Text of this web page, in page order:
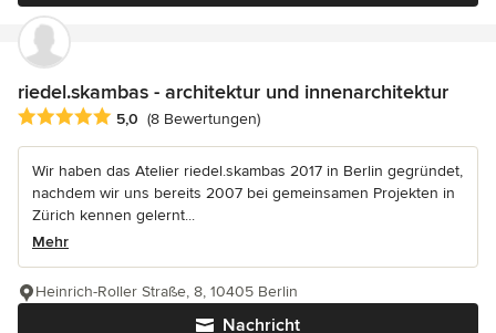
riedel.skambas - architektur und innenarchitektur
Durchschnittliche Bewertung: 5 von 5 Sternen
5,0 (8 Bewertungen)
Wir haben das Atelier riedel.skambas 2017 in Berlin gegründet,
nachdem wir uns bereits 2007 bei gemeinsamen Projekten in
Zürich kennen gelernt...
Mehr
Nachricht
Heinrich-Roller Straße, 8, 10405 Berlin